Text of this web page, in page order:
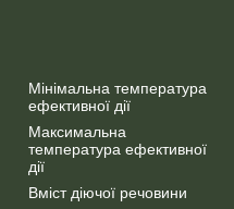
Мінімальна температура
ефективної дії
Максимальна
температура ефективної
дії
Вміст діючої речовини